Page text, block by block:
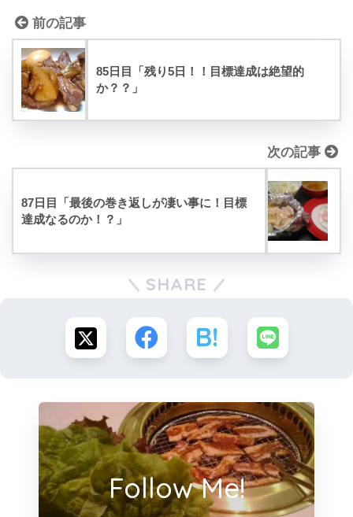
前の記事
85日目「残り5日！！目標達成は絶望的
か？？」
次の記事
87日目「最後の巻き返しが凄い事に！目標
達成なるのか！？」
SHARE
Follow Me!